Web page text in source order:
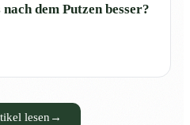
dem Putzen besser?
lesen →